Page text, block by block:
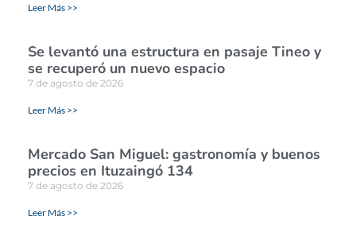
Leer Más >>
Se levantó una estructura en pasaje Tineo y
se recuperó un nuevo espacio
7 de agosto de 2026
Leer Más >>
Mercado San Miguel: gastronomía y buenos
precios en Ituzaingó 134
7 de agosto de 2026
Leer Más >>